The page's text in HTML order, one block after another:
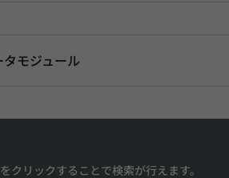
モジュール
リックすることで検索が行えます。